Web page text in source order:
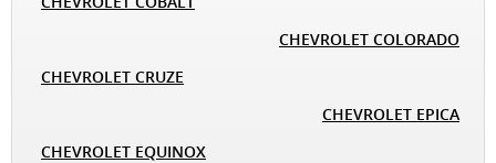
CHEVROLET COLORADO
CHEVROLET CRUZE
CHEVROLET EPICA
CHEVROLET EQUINOX